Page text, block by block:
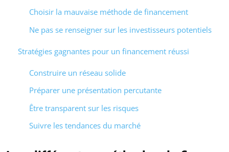
Choisir la mauvaise méthode de financement
Ne pas se renseigner sur les investisseurs potentiels
Stratégies gagnantes pour un financement réussi
Construire un réseau solide
Préparer une présentation percutante
Être transparent sur les risques
Suivre les tendances du marché